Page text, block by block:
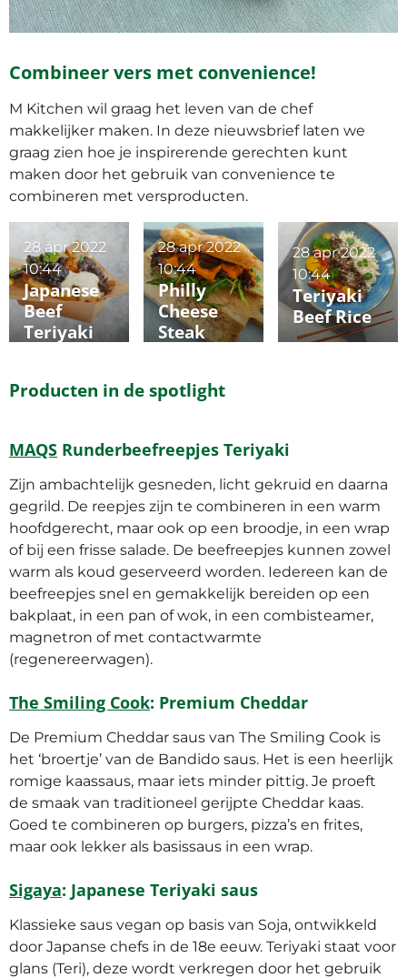
Combineer vers met convenience!
M Kitchen wil graag het leven van de chef
makkelijker maken. In deze nieuwsbrief laten we
graag zien hoe je inspirerende gerechten kunt
maken door het gebruik van convenience te
combineren met versproducten.
Japanese
Beef
Teriyaki
28 apr 2022
10:44
Philly
Cheese
Steak
28 apr 2022
10:44
Teriyaki
Beef Rice
28 apr 2022
10:44
Producten in de spotlight
MAQS Runderbeefreepjes Teriyaki
Zijn ambachtelijk gesneden, licht gekruid en daarna
gegrild. De reepjes zijn te combineren in een warm
hoofdgerecht, maar ook op een broodje, in een wrap
of bij een frisse salade. De beefreepjes kunnen zowel
warm als koud geserveerd worden. Iedereen kan de
beefreepjes snel en gemakkelijk bereiden op een
bakplaat, in een pan of wok, in een combisteamer,
magnetron of met contactwarmte
(regenereerwagen).
The Smiling Cook: Premium Cheddar
De Premium Cheddar saus van The Smiling Cook is
het ‘broertje’ van de Bandido saus. Het is een heerlijk
romige kaassaus, maar iets minder pittig. Je proeft
de smaak van traditioneel gerijpte Cheddar kaas.
Goed te combineren op burgers, pizza’s en frites,
maar ook lekker als basissaus in een wrap.
Sigaya: Japanese Teriyaki saus
Klassieke saus vegan op basis van Soja, ontwikkeld
door Japanse chefs in de 18e eeuw. Teriyaki staat voor
glans (Teri), deze wordt verkregen door het gebruik